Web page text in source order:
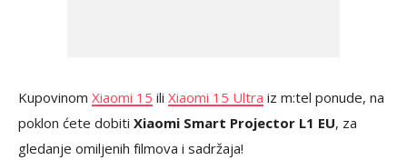
Kupovinom Xiaomi 15 ili Xiaomi 15 Ultra iz m:tel ponude, na
poklon ćete dobiti Xiaomi Smart Projector L1 EU, za
gledanje omiljenih filmova i sadržaja!